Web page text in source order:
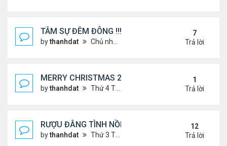
TÂM SỰ ĐÊM ĐÔNG !!!
bythanhdat Chủ nhật Tháng 12 15, 2024 9:37 am
7
Trả lời
MERRY CHRISTMAS 2025 & HAPPY NEW YEAR
bythanhdat Thứ 4 Tháng 12 24, 2025 1:30 pm
1
Trả lời
RƯỢU ĐẮNG TÌNH NỒNG !!!
bythanhdat Thứ 3 Tháng 8 06, 2024 3:49 pm
12
Trả lời